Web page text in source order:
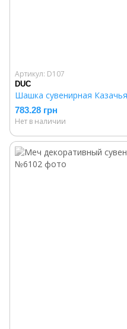
Артикул: D107
DUC
Шашка сувенирная
783.28 грн
Нет в наличии